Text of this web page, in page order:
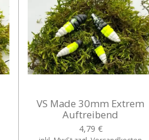
VS Made 30mm Extrem
Auftreibend
4,79 €